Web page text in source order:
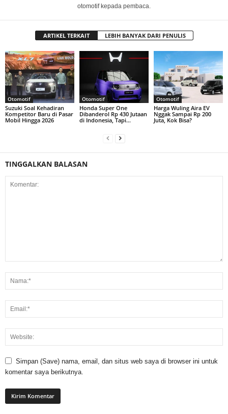
otomotif kepada pembaca.
ARTIKEL TERKAIT LEBIH BANYAK DARI PENULIS
Otomotif
Suzuki Soal Kehadiran
Kompetitor Baru di Pasar
Mobil Hingga 2026
Otomotif
Honda Super One
Dibanderol Rp 430 Jutaan
di Indonesia, Tapi…
Otomotif
Harga Wuling Aira EV
Nggak Sampai Rp 200
Juta, Kok Bisa?
TINGGALKAN BALASAN
Simpan (Save) nama, email, dan situs web saya di browser ini untuk
komentar saya berikutnya.